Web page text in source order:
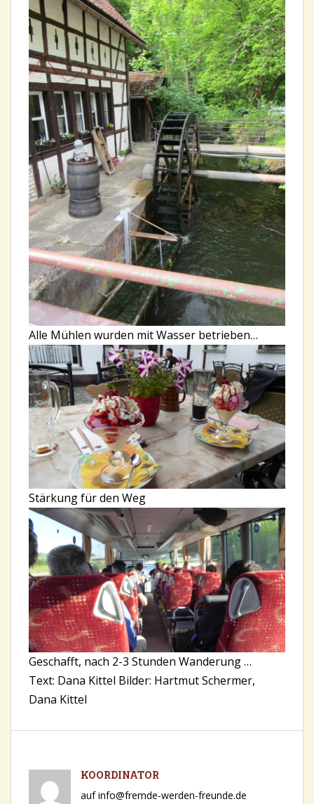
Alle Mühlen wurden mit Wasser betrieben…
Stärkung für den Weg
Geschafft, nach 2-3 Stunden Wanderung …
Text: Dana Kittel Bilder: Hartmut Schermer,
Dana Kittel
KOORDINATOR
auf info@fremde-werden-freunde.de